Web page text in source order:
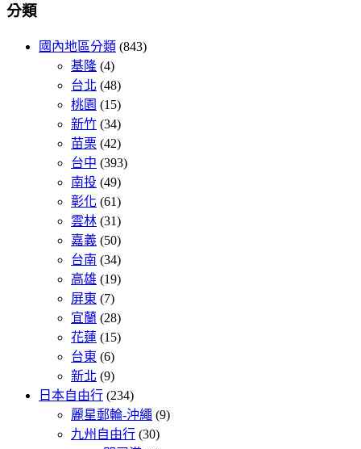
分類
國內地區分類 (843)
基隆 (4)
台北 (48)
桃園 (15)
新竹 (34)
苗栗 (42)
台中 (393)
南投 (49)
彰化 (61)
雲林 (31)
嘉義 (50)
台南 (34)
高雄 (19)
屏東 (7)
宜蘭 (28)
花蓮 (15)
台東 (6)
新北 (9)
日本自由行 (234)
麗星郵輪-沖繩 (9)
九州自由行 (30)